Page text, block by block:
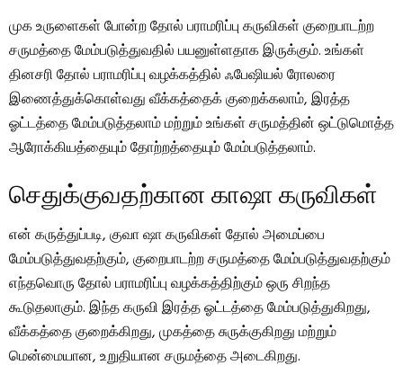
முக உருளைகள் போன்ற தோல் பராமரிப்பு கருவிகள் குறைபாடற்ற
சருமத்தை மேம்படுத்துவதில் பயனுள்ளதாக இருக்கும். உங்கள்
தினசரி தோல் பராமரிப்பு வழக்கத்தில் ஃபேஷியல் ரோலரை
இணைத்துக்கொள்வது வீக்கத்தைக் குறைக்கலாம், இரத்த
ஓட்டத்தை மேம்படுத்தலாம் மற்றும் உங்கள் சருமத்தின் ஒட்டுமொத்த
ஆரோக்கியத்தையும் தோற்றத்தையும் மேம்படுத்தலாம்.
செதுக்குவதற்கான காஷா கருவிகள்
என் கருத்துப்படி, குவா ஷா கருவிகள் தோல் அமைப்பை
மேம்படுத்துவதற்கும், குறைபாடற்ற சருமத்தை மேம்படுத்துவதற்கும்
எந்தவொரு தோல் பராமரிப்பு வழக்கத்திற்கும் ஒரு சிறந்த
கூடுதலாகும். இந்த கருவி இரத்த ஓட்டத்தை மேம்படுத்துகிறது,
வீக்கத்தை குறைக்கிறது, முகத்தை சுருக்குகிறது மற்றும்
மென்மையான, உறுதியான சருமத்தை அடைகிறது.